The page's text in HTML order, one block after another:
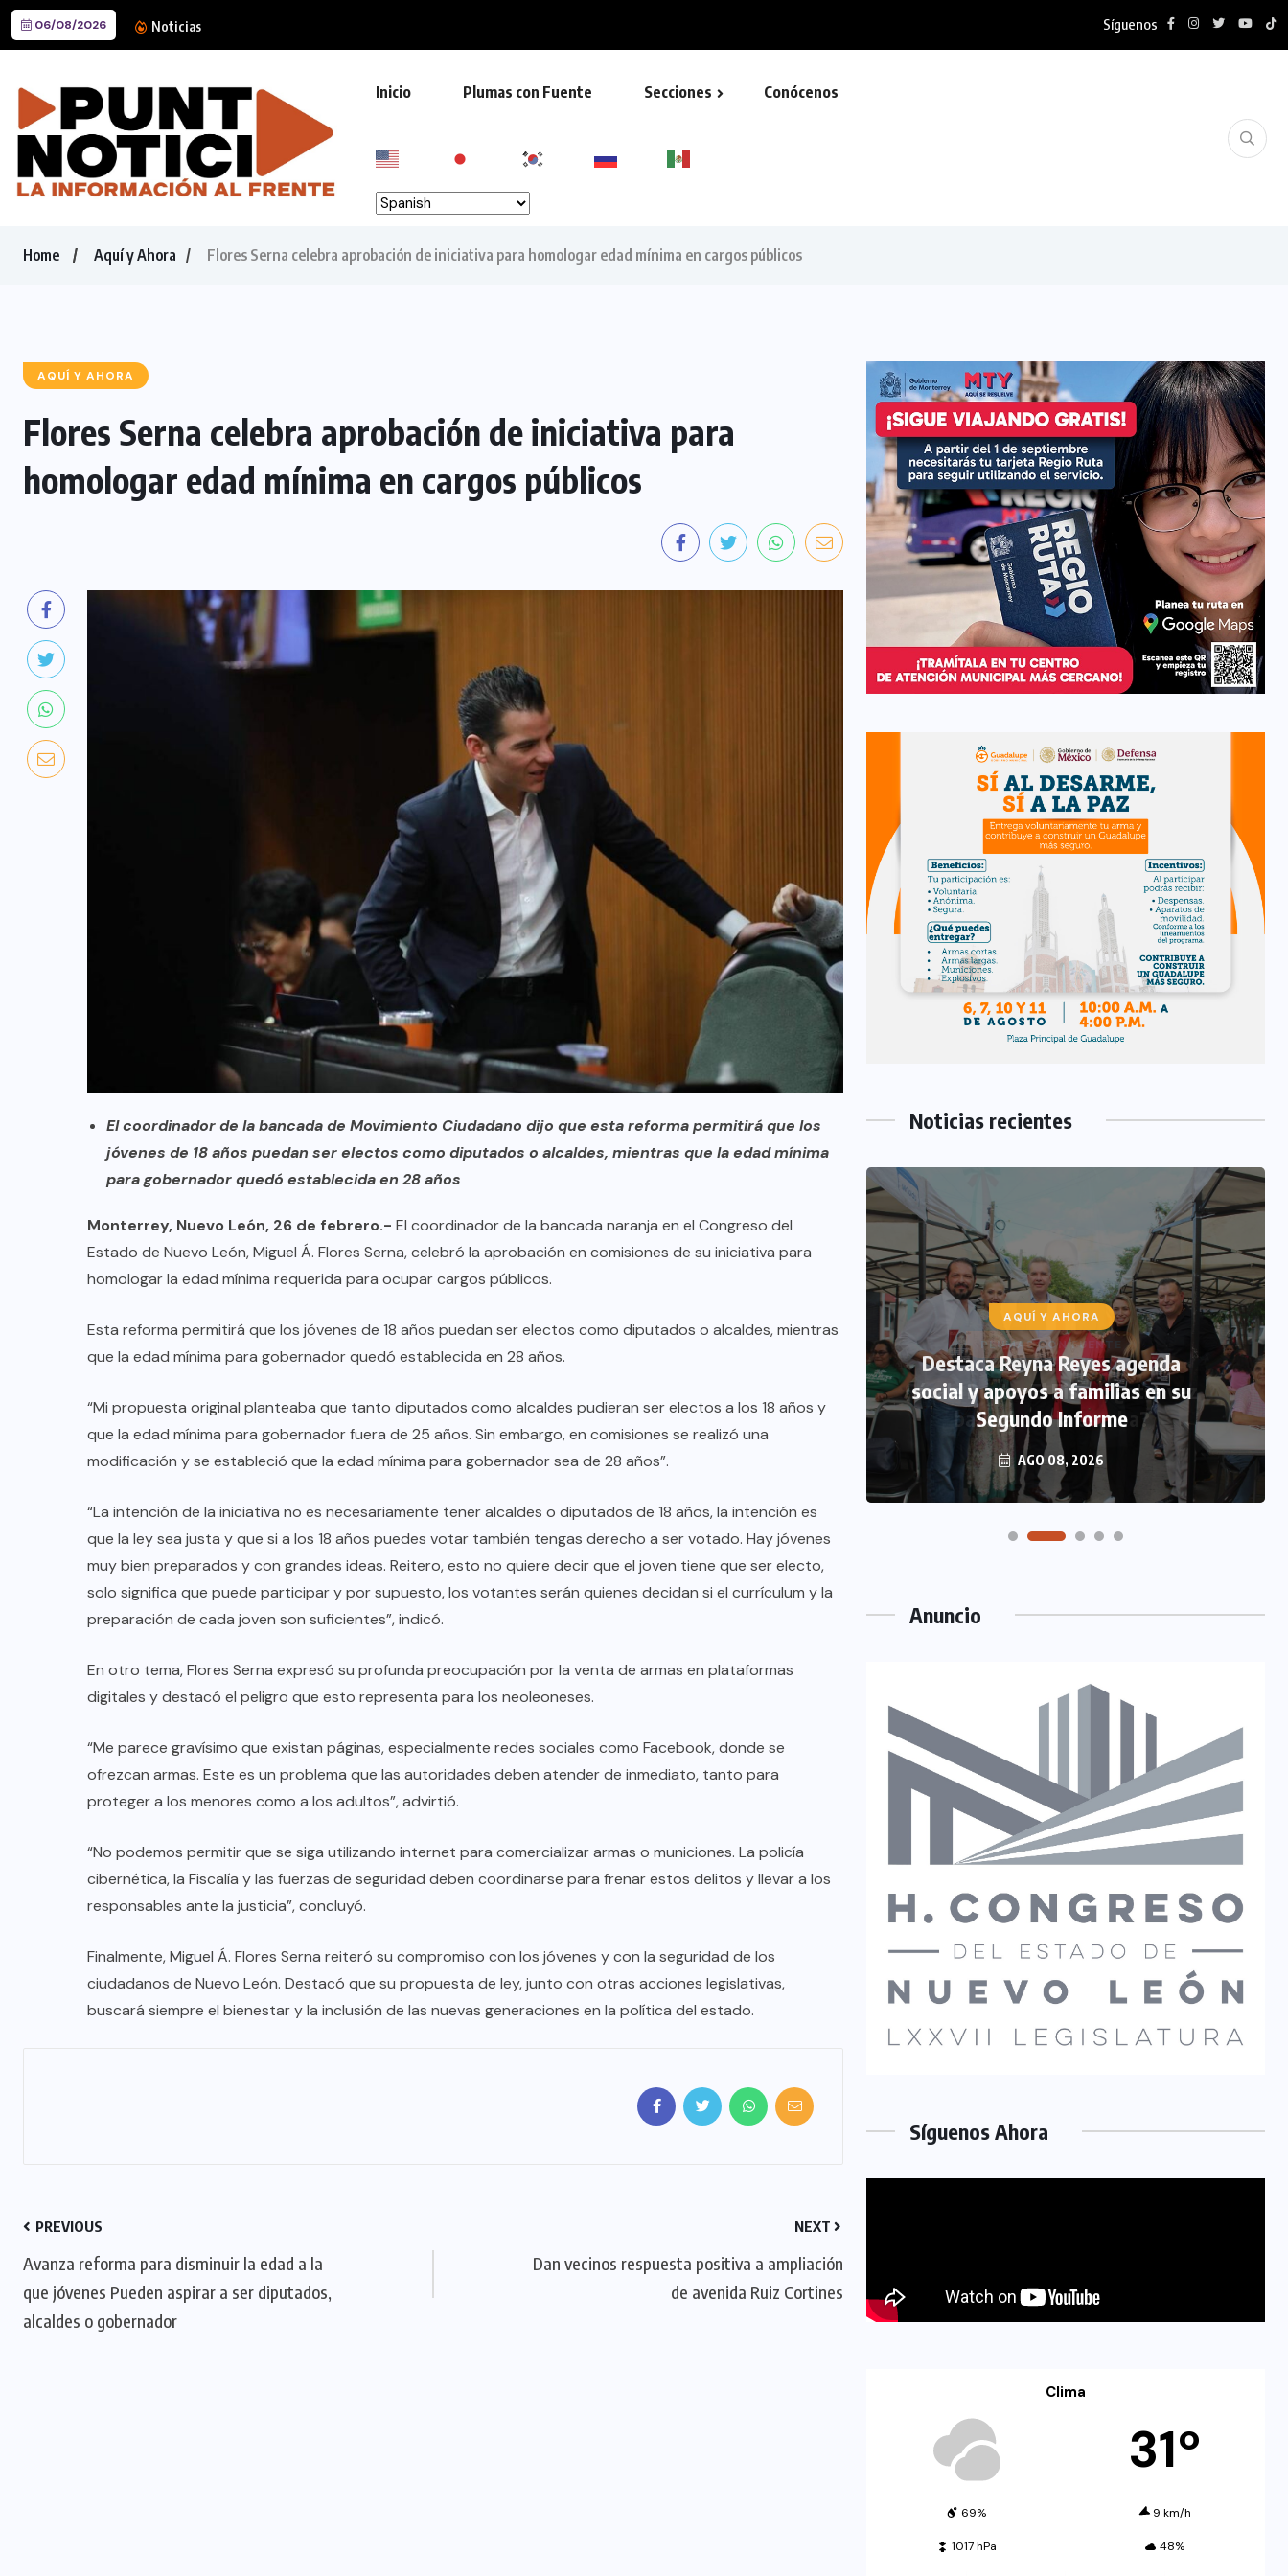
06/08/2026 Noticias Síguenos
Inicio Plumas con Fuente Secciones Conócenos
Home Aquí y Ahora Flores Serna celebra aprobación de iniciativa para homologar edad mínima en cargos públicos
AQUÍ Y AHORA
Flores Serna celebra aprobación de iniciativa para
homologar edad mínima en cargos públicos
El coordinador de la bancada de Movimiento Ciudadano dijo que esta reforma permitirá que los
jóvenes de 18 años puedan ser electos como diputados o alcaldes, mientras que la edad mínima
para gobernador quedó establecida en 28 años
Monterrey, Nuevo León, 26 de febrero.- El coordinador de la bancada naranja en el Congreso del
Estado de Nuevo León, Miguel Á. Flores Serna, celebró la aprobación en comisiones de su iniciativa para
homologar la edad mínima requerida para ocupar cargos públicos.
Esta reforma permitirá que los jóvenes de 18 años puedan ser electos como diputados o alcaldes, mientras
que la edad mínima para gobernador quedó establecida en 28 años.
“Mi propuesta original planteaba que tanto diputados como alcaldes pudieran ser electos a los 18 años y
que la edad mínima para gobernador fuera de 25 años. Sin embargo, en comisiones se realizó una
modificación y se estableció que la edad mínima para gobernador sea de 28 años”.
“La intención de la iniciativa no es necesariamente tener alcaldes o diputados de 18 años, la intención es
que la ley sea justa y que si a los 18 años puedes votar también tengas derecho a ser votado. Hay jóvenes
muy bien preparados y con grandes ideas. Reitero, esto no quiere decir que el joven tiene que ser electo,
solo significa que puede participar y por supuesto, los votantes serán quienes decidan si el currículum y la
preparación de cada joven son suficientes”, indicó.
En otro tema, Flores Serna expresó su profunda preocupación por la venta de armas en plataformas
digitales y destacó el peligro que esto representa para los neoleoneses.
“Me parece gravísimo que existan páginas, especialmente redes sociales como Facebook, donde se
ofrezcan armas. Este es un problema que las autoridades deben atender de inmediato, tanto para
proteger a los menores como a los adultos”, advirtió.
“No podemos permitir que se siga utilizando internet para comercializar armas o municiones. La policía
cibernética, la Fiscalía y las fuerzas de seguridad deben coordinarse para frenar estos delitos y llevar a los
responsables ante la justicia”, concluyó.
Finalmente, Miguel Á. Flores Serna reiteró su compromiso con los jóvenes y con la seguridad de los
ciudadanos de Nuevo León. Destacó que su propuesta de ley, junto con otras acciones legislativas,
buscará siempre el bienestar y la inclusión de las nuevas generaciones en la política del estado.
PREVIOUS
Avanza reforma para disminuir la edad a la
que jóvenes Pueden aspirar a ser diputados,
alcaldes o gobernador
NEXT
Dan vecinos respuesta positiva a ampliación
de avenida Ruiz Cortines
Noticias recientes
tramitar la tarjeta de la Regio Ruta
AGO 08, 2026
bailará con la escoba?
AGO 08, 2026
AQUÍ Y AHORA
Destaca Reyna Reyes agenda
social y apoyos a familias en su
Segundo Informe
AGO 08, 2026
Anuncio
Síguenos Ahora
Clima
31º
69% 9 km/h
1017 hPa 48%